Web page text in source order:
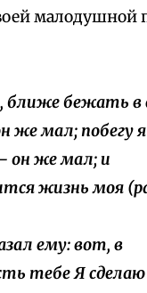
малодушной
ближе бежать в
же мал; побегу я
он же мал; и
жизнь моя
ему: вот, в
тебе Я